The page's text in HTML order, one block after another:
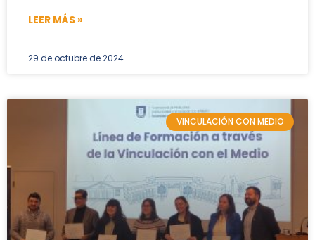
LEER MÁS »
29 de octubre de 2024
VINCULACIÓN CON MEDIO